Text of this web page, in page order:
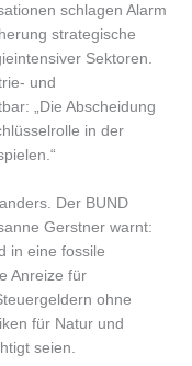
schlagen Alarm
strategische
Sektoren.
und
„Die Abscheidung
in der
Der BUND
Gerstner warnt:
in eine fossile
Anreize für
ohne
für Natur und
seien.